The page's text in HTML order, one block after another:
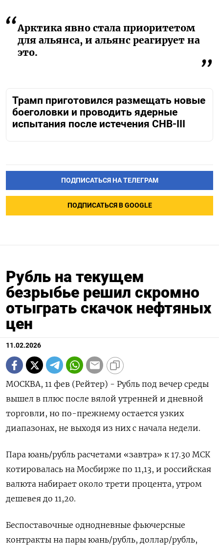
Арктика явно стала приоритетом
для альянса, и альянс реагирует на
это.
Трамп приготовился размещать новые
боеголовки и проводить ядерные
испытания после истечения СНВ-III
ПОДПИСАТЬСЯ НА ТЕЛЕГРАМ
ПОДПИСАТЬСЯ В GOOGLE
Рубль на текущем
безрыбье решил скромно
отыграть скачок нефтяных
цен
11.02.2026
МОСКВА, 11 фев (Рейтер) - Рубль под вечер среды
вышел в плюс после вялой утренней и дневной
торговли, но по-прежнему остается узких
диапазонах, не выходя из них с начала недели.
Пара юань/рубль расчетами «завтра» к 17.30 МСК
котировалась на Мосбирже по 11,13, и российская
‌валюта набирает около трети процента, утром
дешевея до 11,20.
Беспоставочные однодневные фьючерсные
контракты на пары юань/рубль, доллар/рубль,